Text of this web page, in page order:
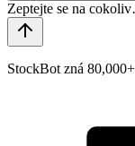
StockBot zná